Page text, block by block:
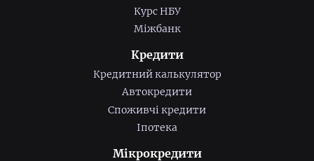
Курс НБУ
Міжбанк
Кредити
Кредитний калькулятор
Автокредити
Споживчі кредити
Іпотека
Мікрокредити